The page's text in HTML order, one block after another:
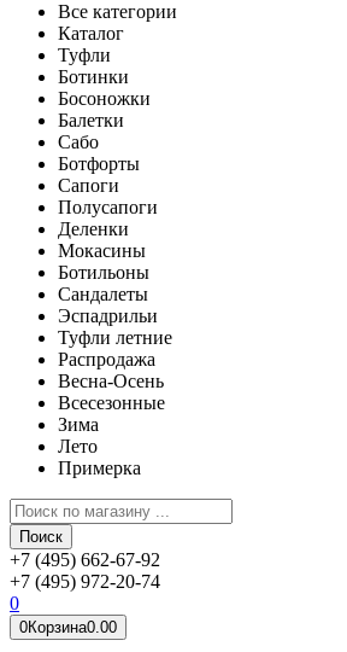
Все категории
Каталог
Туфли
Ботинки
Босоножки
Балетки
Сабо
Ботфорты
Сапоги
Полусапоги
Деленки
Мокасины
Ботильоны
Сандалеты
Эспадрильи
Туфли летние
Распродажа
Весна-Осень
Всесезонные
Зима
Лето
Примерка
Поиск
+7 (495) 662-67-92
+7 (495) 972-20-74
0
0Корзина0.00